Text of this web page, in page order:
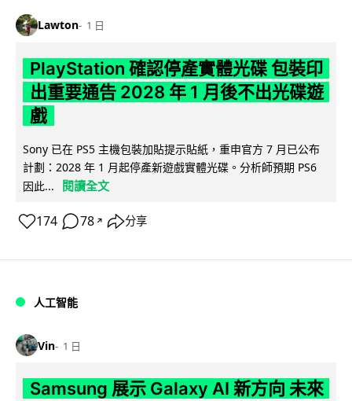
Lawton 1 日
PlayStation 確認停產實體光碟 包裝印
出重要通告 2028 年 1 月後不出光碟遊
戲
Sony 已在 PS5 主機包裝加貼提示貼紙，重申官方 7 月已公布
計劃：2028 年 1 月起停產新遊戲實體光碟。分析師預期 PS6
因此...
閱讀全文
174 78 ↗ 分享
人工智能
Vin 1 日
Samsung 展示 Galaxy AI 新方向 未來